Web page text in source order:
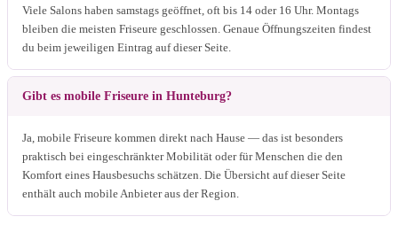
Viele Salons haben samstags geöffnet, oft bis 14 oder 16 Uhr. Montags
bleiben die meisten Friseure geschlossen. Genaue Öffnungszeiten findest
du beim jeweiligen Eintrag auf dieser Seite.
Gibt es mobile Friseure in Hunteburg?
Ja, mobile Friseure kommen direkt nach Hause — das ist besonders
praktisch bei eingeschränkter Mobilität oder für Menschen die den
Komfort eines Hausbesuchs schätzen. Die Übersicht auf dieser Seite
enthält auch mobile Anbieter aus der Region.